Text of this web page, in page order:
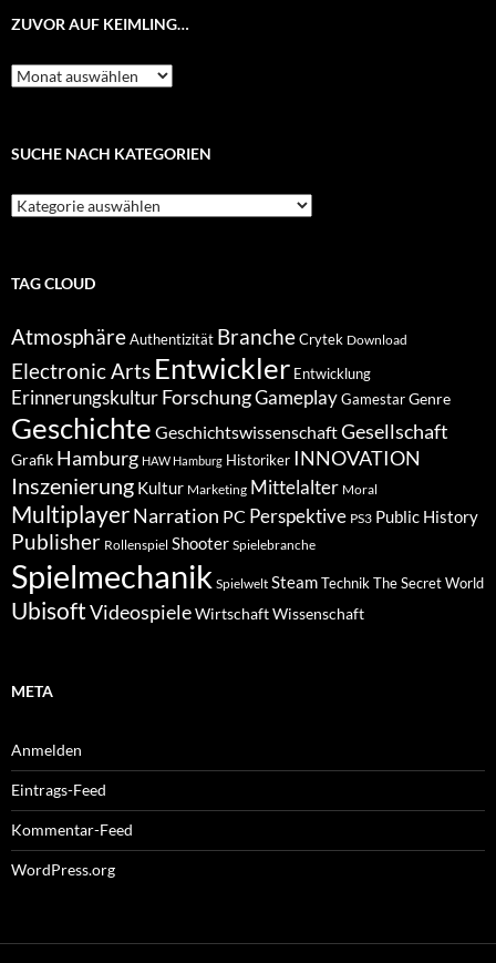
ZUVOR AUF KEIMLING…
Zuvor
auf
SUCHE NACH KATEGORIEN
Suche
nach
TAG CLOUD
Atmosphäre Authentizität Branche Crytek Download
Electronic Arts Entwickler Entwicklung
Erinnerungskultur ForschungGameplay Gamestar Genre
Geschichte GeschichtswissenschaftGesellschaft
Grafik Hamburg HAW Hamburg Historiker INNOVATION
Inszenierung Kultur Marketing Mittelalter Moral
MultiplayerNarration PC Perspektive PS3 Public History
Publisher Rollenspiel Shooter Spielebranche
Spielmechanik Spielwelt Steam Technik The Secret World
UbisoftVideospieleWirtschaftWissenschaft
META
Anmelden
Eintrags-Feed
Kommentar-Feed
WordPress.org